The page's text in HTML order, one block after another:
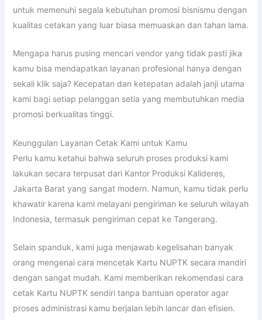
untuk memenuhi segala kebutuhan promosi bisnismu dengan
kualitas cetakan yang luar biasa memuaskan dan tahan lama.
Mengapa harus pusing mencari vendor yang tidak pasti jika
kamu bisa mendapatkan layanan profesional hanya dengan
sekali klik saja? Kecepatan dan ketepatan adalah janji utama
kami bagi setiap pelanggan setia yang membutuhkan media
promosi berkualitas tinggi.
Keunggulan Layanan Cetak Kami untuk Kamu
Perlu kamu ketahui bahwa seluruh proses produksi kami
lakukan secara terpusat dari Kantor Produksi Kalideres,
Jakarta Barat yang sangat modern. Namun, kamu tidak perlu
khawatir karena kami melayani pengiriman ke seluruh wilayah
Indonesia, termasuk pengiriman cepat ke Tangerang.
Selain spanduk, kami juga menjawab kegelisahan banyak
orang mengenai cara mencetak Kartu NUPTK secara mandiri
dengan sangat mudah. Kami memberikan rekomendasi cara
cetak Kartu NUPTK sendiri tanpa bantuan operator agar
proses administrasi kamu berjalan lebih lancar dan efisien.